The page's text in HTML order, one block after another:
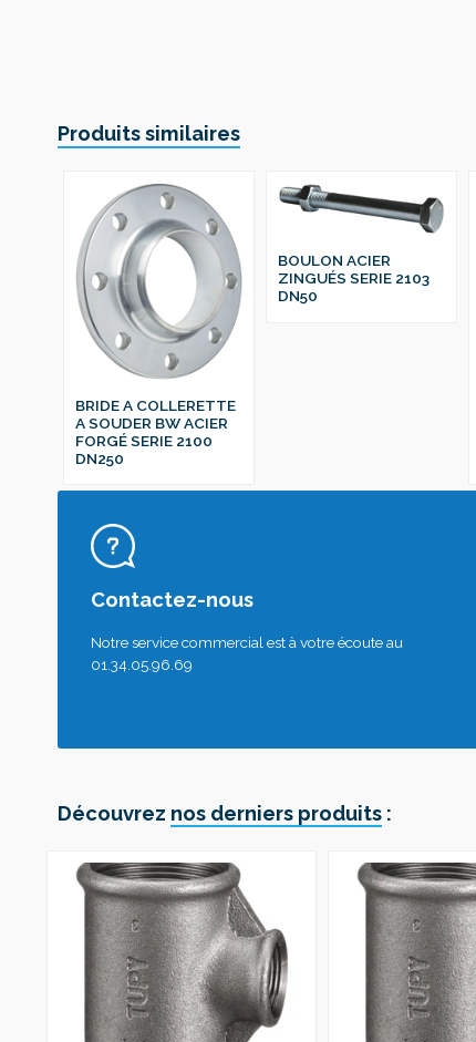
Produits similaires
BRIDE A COLLERETTE
A SOUDER BW ACIER
FORGÉ SERIE 2100
DN250
BOULON ACIER
ZINGUÉS SERIE 2103
DN50
Contactez-nous
Notre service commercial est à votre écoute au
01.34.05.96.69
Découvrez nos derniers produits :